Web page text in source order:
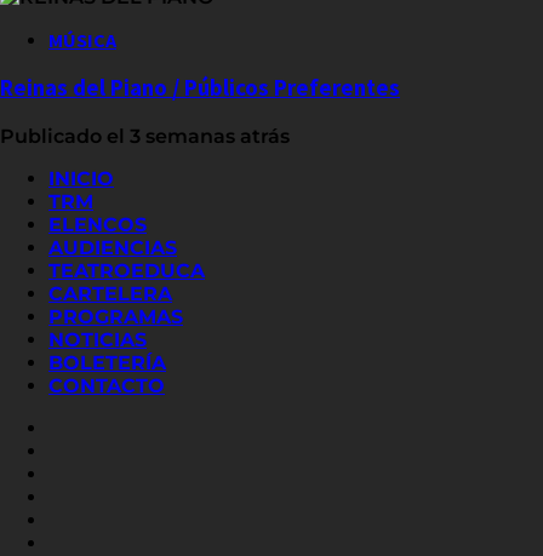
MÚSICA
Reinas del Piano / Públicos Preferentes
Publicado el 3 semanas atrás
INICIO
TRM
ELENCOS
AUDIENCIAS
TEATROEDUCA
CARTELERA
PROGRAMAS
NOTICIAS
BOLETERÍA
CONTACTO